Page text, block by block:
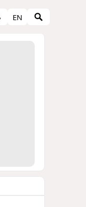
EN